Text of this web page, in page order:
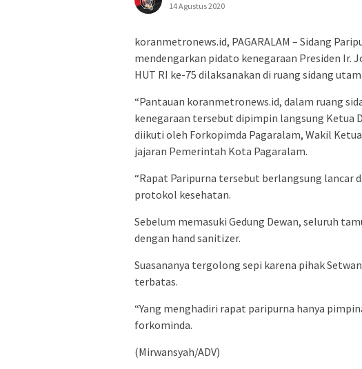
14 Agustus 2020
koranmetronews.id, PAGARALAM – Sidang
mendengarkan pidato kenegaraan Presiden Ir.
HUT RI ke-75 dilaksanakan di ruang sidang
“Pantauan koranmetronews.id, dalam ruang
kenegaraan tersebut dipimpin langsung Ketua
diikuti oleh Forkopimda Pagaralam, Wakil
jajaran Pemerintah Kota Pagaralam.
“Rapat Paripurna tersebut berlangsung lancar
protokol kesehatan.
Sebelum memasuki Gedung Dewan, seluruh
dengan hand sanitizer.
Suasananya tergolong sepi karena pihak
terbatas.
“Yang menghadiri rapat paripurna hanya
forkominda.
(Mirwansyah/ADV)